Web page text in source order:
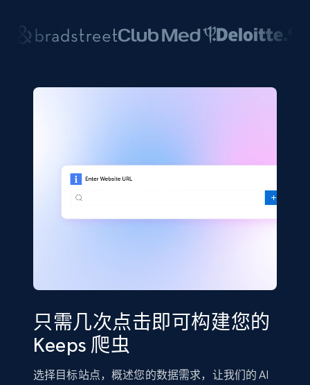
只需几次点击即可构建您的
Keeps 爬虫
选择目标站点，概述您的数据需求，让我们的 AI